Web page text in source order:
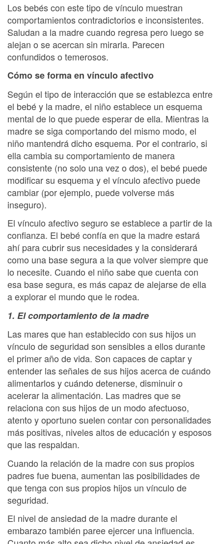
Los bebés con este tipo de vínculo muestran
comportamientos contradictorios e inconsistentes.
Saludan a la madre cuando regresa pero luego se
alejan o se acercan sin mirarla. Parecen
confundidos o temerosos.
Cómo se forma en vínculo afectivo
Según el tipo de interacción que se establezca entre
el bebé y la madre, el niño establece un esquema
mental de lo que puede esperar de ella. Mientras la
madre se siga comportando del mismo modo, el
niño mantendrá dicho esquema. Por el contrario, si
ella cambia su comportamiento de manera
consistente (no solo una vez o dos), el bebé puede
modificar su esquema y el vínculo afectivo puede
cambiar (por ejemplo, puede volverse más
inseguro).
El vínculo afectivo seguro se establece a partir de la
confianza. El bebé confía en que la madre estará
ahí para cubrir sus necesidades y la considerará
como una base segura a la que volver siempre que
lo necesite. Cuando el niño sabe que cuenta con
esa base segura, es más capaz de alejarse de ella
a explorar el mundo que le rodea.
1. El comportamiento de la madre
Las mares que han establecido con sus hijos un
vínculo de seguridad son sensibles a ellos durante
el primer año de vida. Son capaces de captar y
entender las señales de sus hijos acerca de cuándo
alimentarlos y cuándo detenerse, disminuir o
acelerar la alimentación. Las madres que se
relaciona con sus hijos de un modo afectuoso,
atento y oportuno suelen contar con personalidades
más positivas, niveles altos de educación y esposos
que las respaldan.
Cuando la relación de la madre con sus propios
padres fue buena, aumentan las posibilidades de
que tenga con sus propios hijos un vínculo de
seguridad.
El nivel de ansiedad de la madre durante el
embarazo también paree ejercer una influencia.